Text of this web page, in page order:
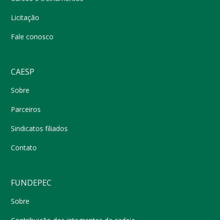
Licitação
Fale conosco
CAESP
Sobre
Parceiros
Sindicatos filiados
Contato
FUNDEPEC
Sobre